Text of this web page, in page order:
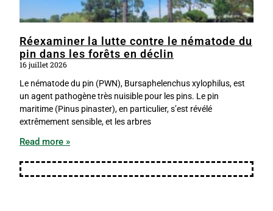
Réexaminer la lutte contre le nématode du
pin dans les forêts en déclin
16 juillet 2026
Le nématode du pin (PWN), Bursaphelenchus xylophilus, est
un agent pathogène très nuisible pour les pins. Le pin
maritime (Pinus pinaster), en particulier, s’est révélé
extrêmement sensible, et les arbres
Read more »